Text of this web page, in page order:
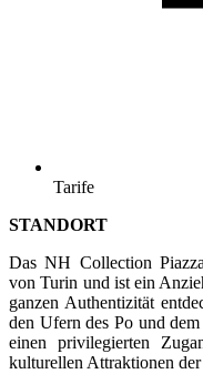
Tarife
STANDORT
Das NH Collection
von Turin und ist ein
ganzen Authentizität
den Ufern des Po und
einen privilegierten
kulturellen Attraktionen der